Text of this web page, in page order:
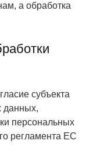
а обработка
субъекта
данных,
персональных
регламента ЕС